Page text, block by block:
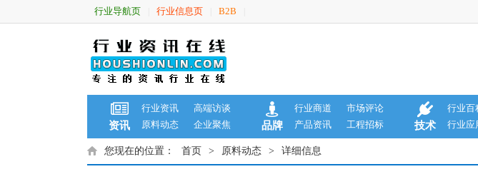
行业导航页 行业信息页 B2B
资讯
行业资讯
高端访谈
原料动态
企业聚焦 品牌
行业商道
市场评论
产品资讯
工程招标 技术
行业百
行业应
您现在的位置： 首页 > 原料动态 > 详细信息